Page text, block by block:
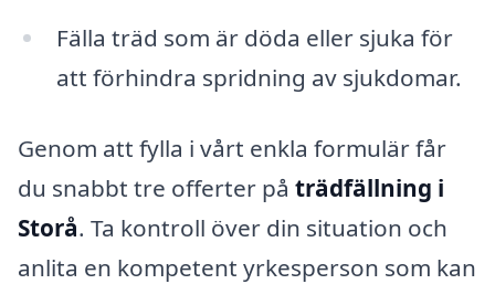
Fälla träd som är döda eller sjuka för
att förhindra spridning av sjukdomar.
Genom att fylla i vårt enkla formulär får
du snabbt tre offerter på trädfällning i
Storå. Ta kontroll över din situation och
anlita en kompetent yrkesperson som kan